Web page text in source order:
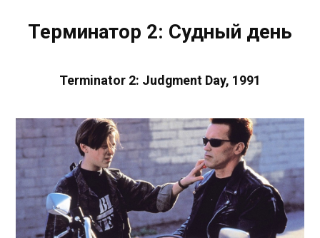
Терминатор 2: Судный день
Terminator 2: Judgment Day, 1991